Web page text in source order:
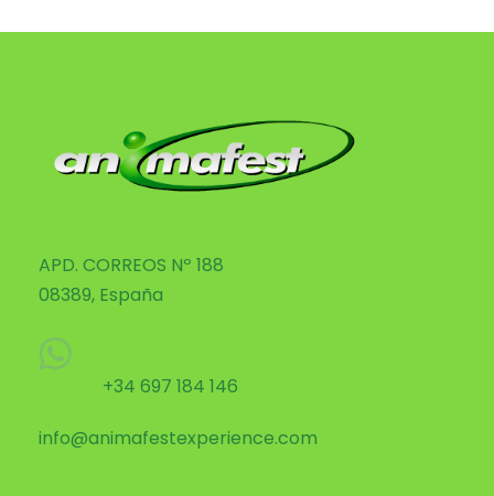
APD. CORREOS Nº 188
08389, España
+34 697 184 146
info@animafestexperience.com